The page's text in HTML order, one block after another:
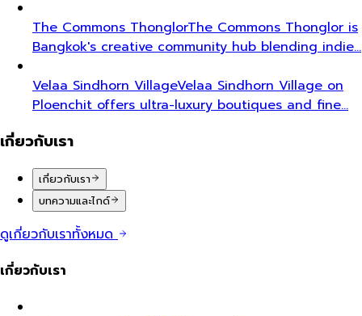
The Commons ThonglorThe Commons Thonglor is
Bangkok's creative community hub blending indie…
Velaa Sindhorn VillageVelaa Sindhorn Village on
Ploenchit offers ultra-luxury boutiques and fine…
เกี่ยวกับเรา
เกี่ยวกับเรา
บทความและไกด์
ดูเกี่ยวกับเราทั้งหมด
เกี่ยวกับเรา